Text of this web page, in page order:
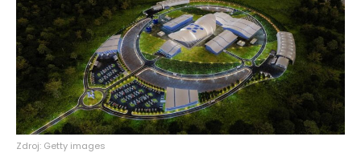
Zdroj: Getty images